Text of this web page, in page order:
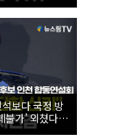
보다 국정 방
가’ 외쳤다 |
고위원 후